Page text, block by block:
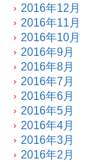
2016年12月
2016年11月
2016年10月
2016年9月
2016年8月
2016年7月
2016年6月
2016年5月
2016年4月
2016年3月
2016年2月